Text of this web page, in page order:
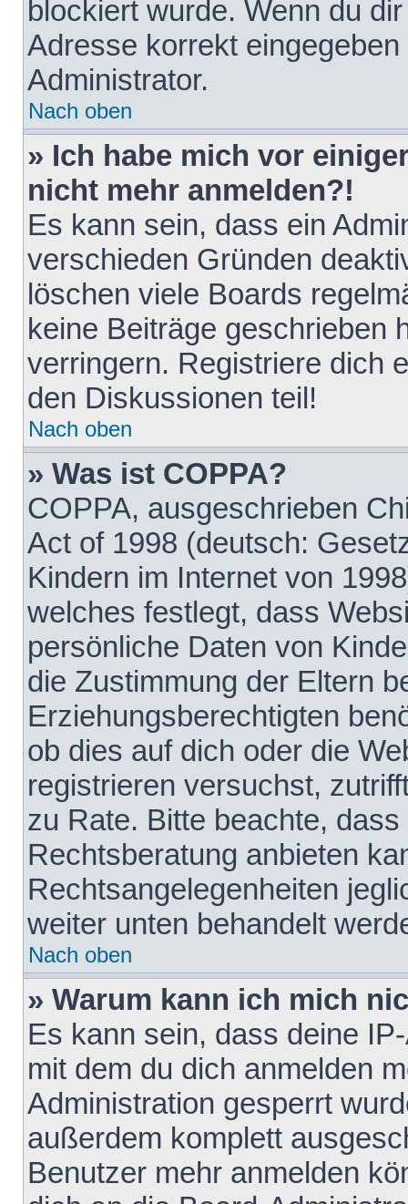
blockiert wurde. Wenn du
Adresse korrekt
Administrator.
Nach oben
» Ich habe mich vor
nicht mehr anmelden?!
Es kann sein, dass ein
verschieden Gründen
löschen viele Boards
keine Beiträge geschrieben
verringern. Registriere dich
den Diskussionen teil!
Nach oben
» Was ist COPPA?
COPPA, ausgeschrieben
Act of 1998 (deutsch:
Kindern im Internet von
welches festlegt, dass
persönliche Daten von
die Zustimmung der Eltern
Erziehungsberechtigten
ob dies auf dich oder die
registrieren versuchst,
zu Rate. Bitte beachte,
Rechtsberatung anbieten
Rechtsangelegenheiten
weiter unten behandelt
Nach oben
» Warum kann ich mich
Es kann sein, dass deine
mit dem du dich anmelden
Administration gesperrt
außerdem komplett
Benutzer mehr anmelden